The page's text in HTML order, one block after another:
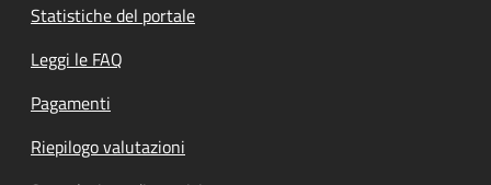
Statistiche del portale
Leggi le FAQ
Pagamenti
Riepilogo valutazioni